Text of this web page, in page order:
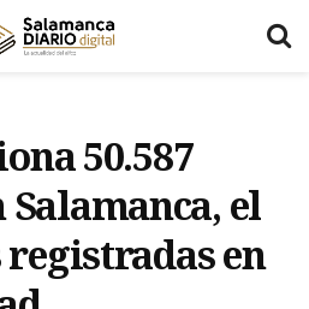
50.587
el
registradas en